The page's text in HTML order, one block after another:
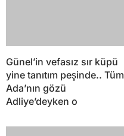
Günel’in vefasız sır küpü
yine tanıtım peşinde.. Tüm
Ada’nın gözü
Adliye’deyken o